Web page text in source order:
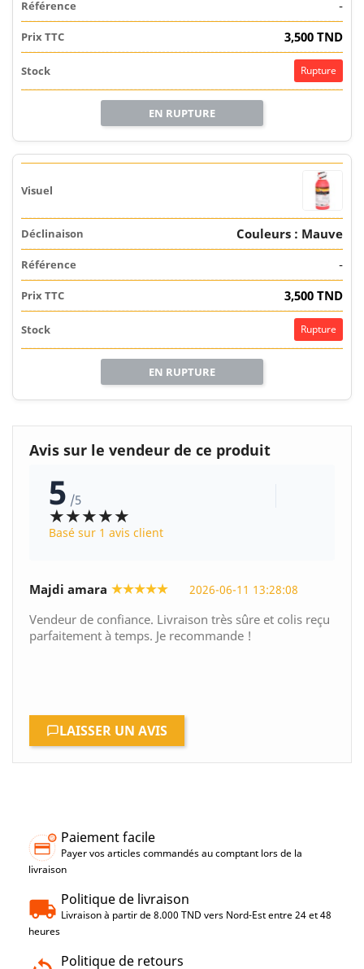
-
3,500 TND
Rupture
EN RUPTURE
Couleurs : Mauve
-
3,500 TND
Rupture
EN RUPTURE
Avis sur le vendeur de ce produit
5 /5
★★★★★
Basé sur 1 avis client
Majdi amara ★★★★★ 2026-06-11 13:28:08
Vendeur de confiance. Livraison très sûre et colis reçu
parfaitement à temps. Je recommande !
LAISSER UN AVIS
Paiement facile
Payer vos articles commandés au comptant lors de la
livraison
Politique de livraison
Livraison à partir de 8.000 TND vers Nord-Est entre 24 et 48
heures
Politique de retours